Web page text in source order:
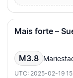
Mais forte –
M3.8
UTC: 2025-02-19